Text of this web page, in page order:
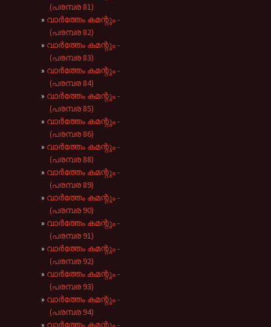
(പരമ്പര 81)
വാർത്തേം കമന്റും -
(പരമ്പര 82)
വാർത്തേം കമന്റും -
(പരമ്പര 83)
വാർത്തേം കമന്റും -
(പരമ്പര 84)
വാർത്തേം കമന്റും -
(പരമ്പര 85)
വാർത്തേം കമന്റും -
(പരമ്പര 86)
വാർത്തേം കമന്റും -
(പരമ്പര 88)
വാർത്തേം കമന്റും -
(പരമ്പര 89)
വാർത്തേം കമന്റും -
(പരമ്പര 90)
വാർത്തേം കമന്റും -
(പരമ്പര 91)
വാർത്തേം കമന്റും -
(പരമ്പര 92)
വാർത്തേം കമന്റും -
(പരമ്പര 93)
വാർത്തേം കമന്റും -
(പരമ്പര 94)
വാർത്തേം കമന്റും -